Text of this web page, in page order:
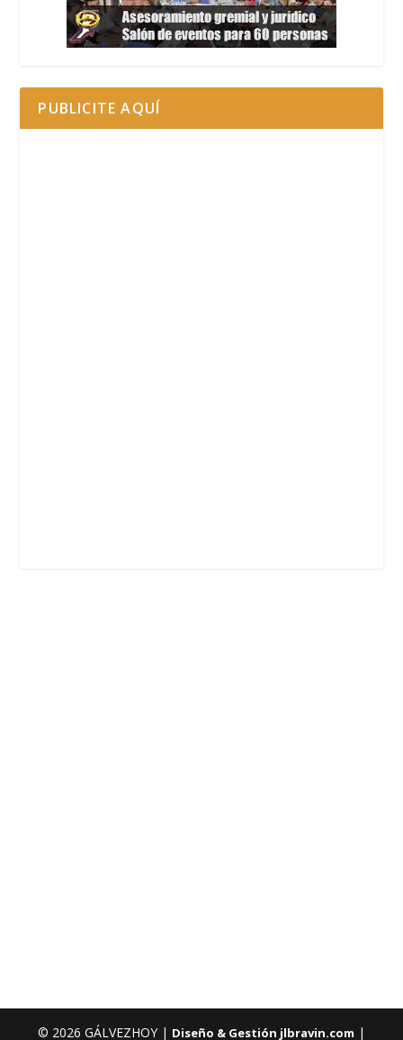
PUBLICITE AQUÍ
© 2026 GÁLVEZHOY | Diseño & Gestión jlbravin.com |